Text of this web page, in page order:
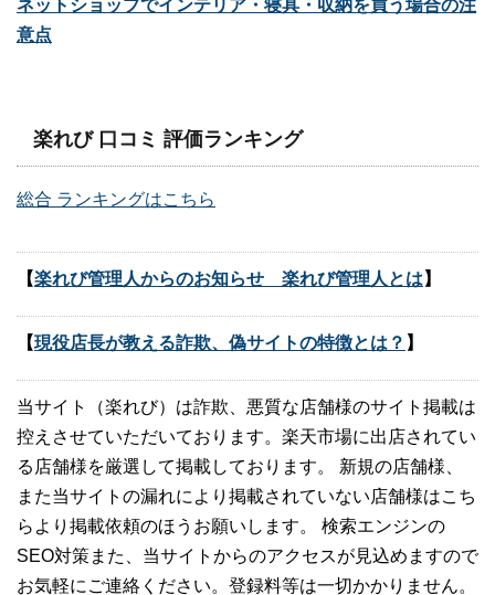
ネットショップでインテリア・寝具・収納を買う場合の注
意点
楽れび 口コミ 評価ランキング
総合 ランキングはこちら
【楽れび管理人からのお知らせ 楽れび管理人とは 】
【現役店長が教える詐欺、偽サイトの特徴とは？ 】
当サイト（楽れび）は詐欺、悪質な店舗様のサイト掲載は
控えさせていただいております。楽天市場に出店されてい
る店舗様を厳選して掲載しております。 新規の店舗様、
また当サイトの漏れにより掲載されていない店舗様はこち
らより掲載依頼のほうお願いします。 検索エンジンの
SEO対策また、当サイトからのアクセスが見込めますので
お気軽にご連絡ください。登録料等は一切かかりません。